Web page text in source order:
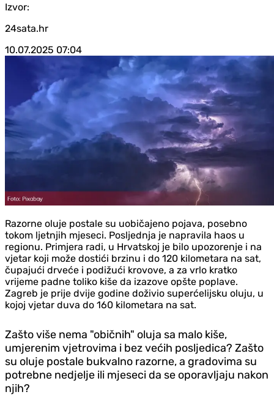
Izvor:
24sata.hr
10.07.2025 07:04
Razorne oluje postale su uobičajeno pojava, posebno
tokom ljetnjih mjeseci. Posljednja je napravila haos u
regionu. Primjera radi, u Hrvatskoj je bilo upozorenje i na
vjetar koji može dostići brzinu i do 120 kilometara na sat,
čupajući drveće i podižući krovove, a za vrlo kratko
vrijeme padne toliko kiše da izazove opšte poplave.
Zagreb je prije dvije godine doživio superćelijsku oluju, u
kojoj vjetar duva do 160 kilometara na sat.
Zašto više nema "običnih" oluja sa malo kiše,
umjerenim vjetrovima i bez većih posljedica? Zašto
su oluje postale bukvalno razorne, a gradovima su
potrebne nedjelje ili mjeseci da se oporavljaju nakon
njih?